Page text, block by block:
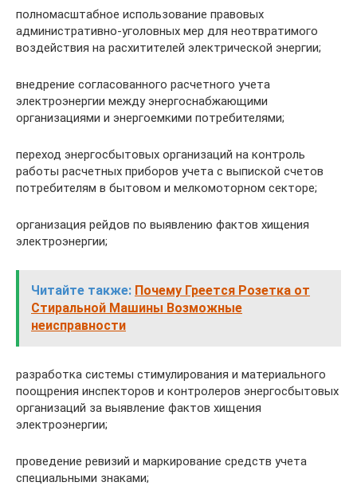
полномасштабное использование правовых
административно-уголовных мер для неотвратимого
воздействия на расхитителей электрической энергии;
внедрение согласованного расчетного учета
электроэнергии между энергоснабжающими
организациями и энергоемкими потребителями;
переход энергосбытовых организаций на контроль
работы расчетных приборов учета с выпиской счетов
потребителям в бытовом и мелкомоторном секторе;
организация рейдов по выявлению фактов хищения
электроэнергии;
Читайте также: Почему Греется Розетка от
Стиральной Машины Возможные
неисправности
разработка системы стимулирования и материального
поощрения инспекторов и контролеров энергосбытовых
организаций за выявление фактов хищения
электроэнергии;
проведение ревизий и маркирование средств учета
специальными знаками;